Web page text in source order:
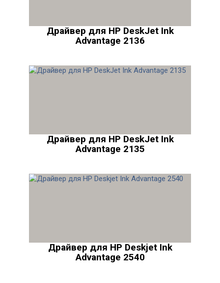
Драйвер для HP DeskJet Ink
Advantage 2136
Драйвер для HP DeskJet Ink
Advantage 2135
Драйвер для HP Deskjet Ink
Advantage 2540